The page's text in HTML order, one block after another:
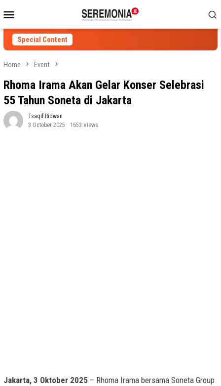
to
contentMenu
Special Content
Home Event
Rhoma Irama Akan Gelar Konser Selebrasi
55 Tahun Soneta di Jakarta
Tsaqif Ridwan
3 October 2025
1653 Views
Jakarta, 3 Oktober 2025 – Rhoma Irama bersama Soneta Group